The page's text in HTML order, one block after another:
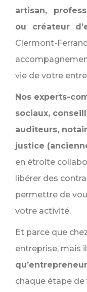
artisan,
ou créateur
Clermont-
vie de votre
Nos experts-
sociaux,
auditeurs,
justice
en étroite
libérer des
permettre de
votre activité.
Et parce que
entreprise, mais
qu’entrepreneur
chaque étape